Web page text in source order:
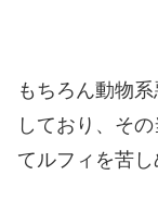
もちろん動物
しており、そ
てルフィを苦し